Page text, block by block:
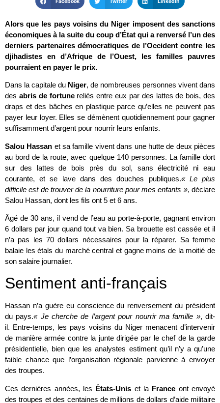
Alors que les pays voisins du Niger imposent des sanctions
économiques à la suite du coup d’État qui a renversé l’un des
derniers partenaires démocratiques de l’Occident contre les
djihadistes en d’Afrique de l’Ouest, les familles pauvres
pourraient en payer le prix.
Dans la capitale du Niger, de nombreuses personnes vivent dans
des abris de fortunereliés entre eux par des lattes de bois, des
draps et des bâches en plastique parce qu’elles ne peuvent pas
payer leur loyer. Elles se démènent quotidiennement pour gagner
suffisamment d’argent pour nourrir leurs enfants.
Salou Hassan et sa famille vivent dans une hutte de deux pièces
au bord de la route, avec quelque 140 personnes. La famille dort
sur des lattes de bois près du sol, sans électricité ni eau
courante, et se lave dans des douches publiques.« Le plus
difficile est de trouver de la nourriture pour mes enfants », déclare
Salou Hassan, dont les fils ont 5 et 6 ans.
Âgé de 30 ans, il vend de l’eau au porte-à-porte, gagnant environ
6 dollars par jour quand tout va bien. Sa brouette est cassée et il
n’a pas les 70 dollars nécessaires pour la réparer. Sa femme
balaie les étals du marché central et gagne moins de la moitié de
son salaire journalier.
Sentiment anti-français
Hassan n’a guère eu conscience du renversement du président
du pays.« Je cherche de l’argent pour nourrir ma famille », dit-
il. Entre-temps, les pays voisins du Niger menacent d’intervenir
de manière armée contre la junte dirigée par le chef de la garde
présidentielle, bien que les analystes estiment qu’il n’y a qu’une
faible chance que l’organisation régionale parvienne à envoyer
des troupes.
Ces dernières années, les États-Unis et la France ont envoyé
des troupes et des centaines de millions de dollars d’aide militaire